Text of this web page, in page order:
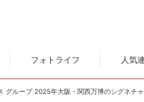
フォトライフ 人気
グループ 2025年大阪・関西万博のシグネチ